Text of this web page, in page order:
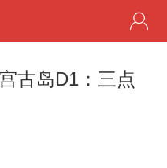
古岛D1：三点